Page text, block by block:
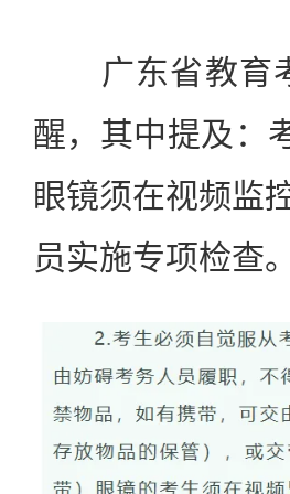
广东省教育考
醒，其中提及：
眼镜须在视频监
员实施专项检查。